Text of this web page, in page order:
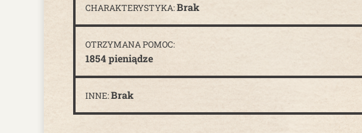
CHARAKTERYSTYKA:Brak
OTRZYMANA POMOC:
1854 pieniądze
INNE:Brak